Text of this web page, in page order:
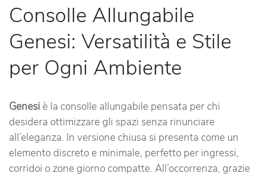
Consolle Allungabile
Genesi: Versatilità e Stile
per Ogni Ambiente
Genesiè la consolle allungabile pensata per chi
desidera ottimizzare gli spazi senza rinunciare
all’eleganza. In versione chiusa si presenta come un
elemento discreto e minimale, perfetto per ingressi,
corridoi o zone giorno compatte. All’occorrenza, grazie